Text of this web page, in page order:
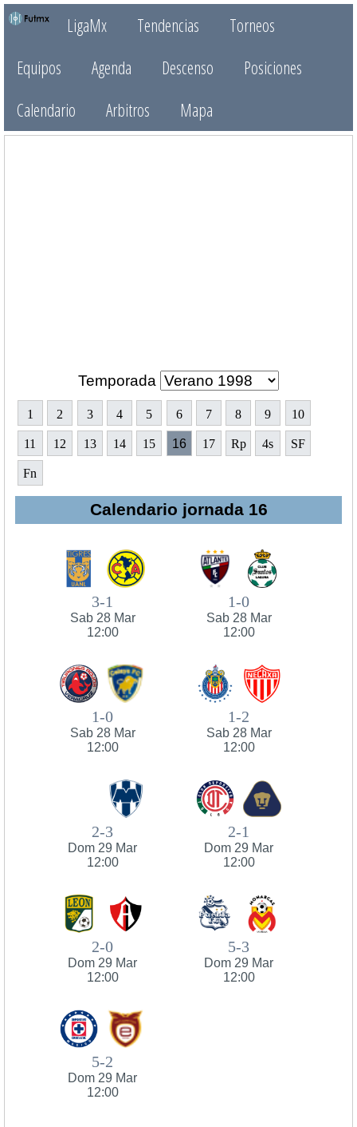
LigaMx Tendencias
Torneos
Equipos
Agenda Descenso
Posiciones
Calendario
Arbitros Mapa
Temporada
1 2 3 4 5 6 7 8 9 10
11 12 13 14 15 16 17 Rp 4s SF
Fn
Calendario jornada 16
3-1
Sab 28 Mar
12:00
1-0
Sab 28 Mar
12:00
1-0
Sab 28 Mar
12:00
1-2
Sab 28 Mar
12:00
2-3
Dom 29 Mar
12:00
2-1
Dom 29 Mar
12:00
2-0
Dom 29 Mar
12:00
5-3
Dom 29 Mar
12:00
5-2
Dom 29 Mar
12:00